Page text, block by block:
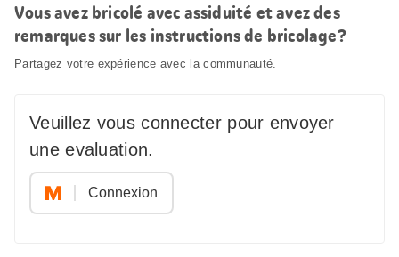
Vous avez bricolé avec assiduité et avez des
remarques sur les instructions de bricolage?
Partagez votre expérience avec la communauté.
Veuillez vous connecter pour envoyer
une evaluation.
Connexion